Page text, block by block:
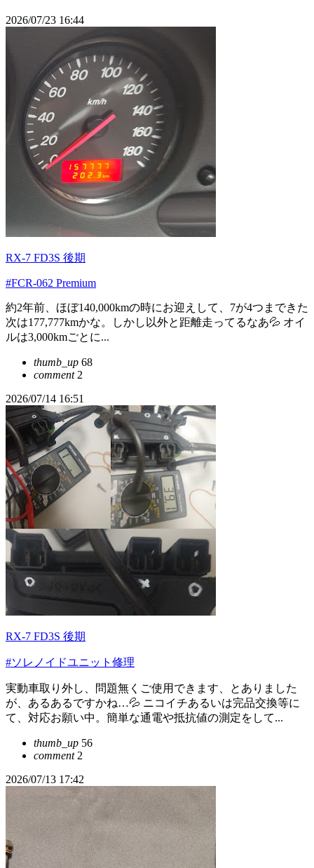
2026/07/23 16:44
RX-7 FD3S 後期
#FCR-062 Premium
約2年前、ほぼ140,000kmの時にお迎えして、7が4つまできた
次は177,777kmかな。しかし以外と距離走ってるなあ💦 オイ
ルは3,000kmごとに...
thumb_up 68
comment2
2026/07/14 16:51
RX-7 FD3S 後期
#ソレノイドユニット修理
実動車取り外し、問題無くご使用できます、とありました
が、あるあるですかね…💦 ニコイチあるいは完品交換等に
て、対応お願い中。簡単な通電や抵抗値の測定をして...
thumb_up 56
comment2
2026/07/13 17:42